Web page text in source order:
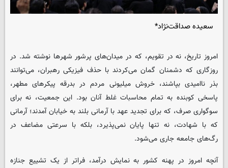
سعیده صداقت‌نژاد*
امروز تاریخ، نه در تقویم، که در میدان‌های پرشور شهرها نوشته شد. در
روزگاری که دشمنان گمان می‌کردند با حذف فیزیکی رهبران، می‌توانند
بذر ناامیدی بپاشند، خروش میلیونی مردم در بدرقه پیکرهای مطهر،
پاسخی کوبنده به تمام محاسبات غلط آنان بود. این جمعیت، نه برای
سوگواری صرف، که برای تجدید عهد با آرمانی بلند به خیابان آمدند؛ آرمانی
که با شهادت، نه تنها پایان نمی‌پذیرد، بلکه با سرعتی مضاعف در
رگ‌های جامعه جاری می‌شود.
آنچه امروز در پهنه کشور به نمایش درآمد، فراتر از یک تشییع جنازه